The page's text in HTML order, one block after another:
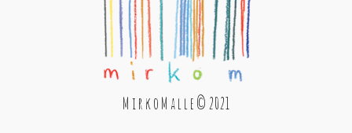
M i r k o M a l l e © 2021